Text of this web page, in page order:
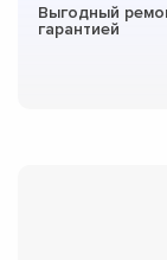
Выгодный
гарантией